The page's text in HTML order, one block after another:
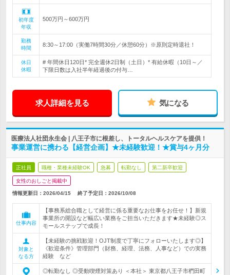
初年度
年収
500万円～600万円
勤務
時間
8:30～17:00（実働7時間30分／休憩60分）※原則定時退社！
休日
休暇
# 年間休日120日* 完全週休2日制（土日）* 有給休暇（10日～／
下限日数は入社半年経過後の付与…
求人詳細を見る 気になる
医療法人社団永生会 | 八王子市に根差し、トータルヘルスケアを提供！
事業運営に携わる【経営企画】★未経験歓迎！★賞与4ヶ月分
正社員 職種・業種未経験OK 急募 転勤なし 第二新卒歓迎
女性のおしごと掲載中
情報更新日：2026/04/15 終了予定日： 2026/10/08
仕事内容
【事務系総合職として経営に係る重要なお仕事をお任せ！】新規
事業所の開設など幅広い業務をご担当いただきます★未経験◎ス
モールステップで成長！
対象と
なる方
【未経験の挑戦歓迎！OJT制度で丁寧にフォローいたします◎】
《歓迎条件》管理部門（財務、経理、法務、人事など）での実務
経験 など
◎転勤なし ◎受動喫煙対策あり ＜本社＞ 東京都八王子市椚田町